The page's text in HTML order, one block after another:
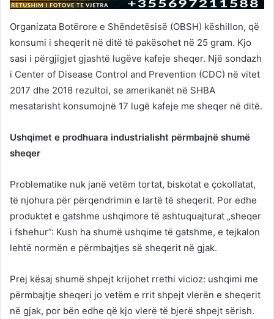
Organizata Botërore e Shëndetësisë (OBSH) këshillon, që
konsumi i sheqerit në ditë të pakësohet në 25 gram. Kjo
sasi i përgjigjet gjashtë lugëve kafeje sheqer. Një sondazh
i Center of Disease Control and Prevention (CDC) në vitet
2017 dhe 2018 rezultoi, se amerikanët në SHBA
mesatarisht konsumojnë 17 lugë kafeje me sheqer në ditë.
Ushqimet e prodhuara industrialisht përmbajnë shumë
sheqer
Problematike nuk janë vetëm tortat, biskotat e çokollatat,
të njohura për përqendrimin e lartë të sheqerit. Por edhe
produktet e gatshme ushqimore të ashtuquajturat „sheqer
i fshehur”: Kush ha shumë ushqime të gatshme, e tejkalon
lehtë normën e përmbajtjes së sheqerit në gjak.
Prej kësaj shumë shpejt krijohet rrethi vicioz: ushqimi me
përmbajtje sheqeri jo vetëm e rrit shpejt vlerën e sheqerit
në gjak, por bën edhe që kjo vlerë të bjerë shpejt sërish.